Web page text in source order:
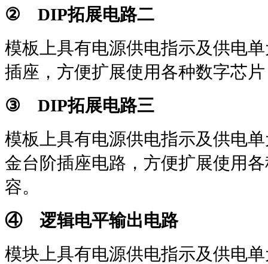
② DIP拓展电路二
模板上具有电源供电指示及供电
插座，方便扩展使用各种数字芯
③ DIP拓展电路三
模板上具有电源供电指示及供电
金台阶插座电路，方便扩展使用
容。
④ 逻辑电平输出电路
模块上具有电源供电指示及供电